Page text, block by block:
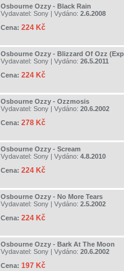
Osbourne Ozzy - Black Rain
Vydavatel: Sony | Vydáno: 2.6.2008
Cena: 224 Kč
Osbourne Ozzy - Blizzard Of Ozz
Vydavatel: Sony | Vydáno: 26.5.2011
Cena: 224 Kč
Osbourne Ozzy - Ozzmosis
Vydavatel: Sony | Vydáno: 20.6.2002
Cena: 278 Kč
Osbourne Ozzy - Scream
Vydavatel: Sony | Vydáno: 4.8.2010
Cena: 224 Kč
Osbourne Ozzy - No More Tears
Vydavatel: Sony | Vydáno: 2.5.2002
Cena: 224 Kč
Osbourne Ozzy - Bark At The Moon
Vydavatel: Sony | Vydáno: 20.6.2002
Cena: 197 Kč